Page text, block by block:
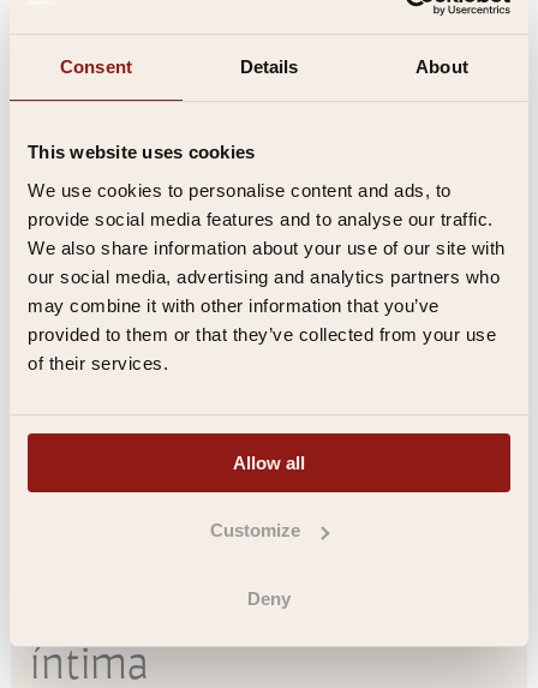
Consent Details About
This website uses cookies
We use cookies to personalise content and ads, to
provide social media features and to analyse our traffic.
We also share information about your use of our site with
our social media, advertising and analytics partners who
may combine it with other information that you’ve
provided to them or that they’ve collected from your use
of their services.
Allow all
Customize
Deny
Desde la ceremonia hasta
la fiesta, todo en un
mismo lugar
Una gran ventaja práctica: lo celebras todo en el mismo
lugar. Sin desplazamientos, sin complicaciones logísticas.
El día transcurre con total naturalidad:
La ceremoniaen el histórico salón del monasterio.
Un brindis en el jardín del convento , con el sol dándote
en la cara.
La recepción, con tiempo para todos.
¿Hace mal tiempo? Entonces, el invernadero climatizado
ofrece una alternativa muy acogedora: protegido, pero
todas estas posibilidades, descubrirá lo cómodo que
Cómo organizar una boda
íntima